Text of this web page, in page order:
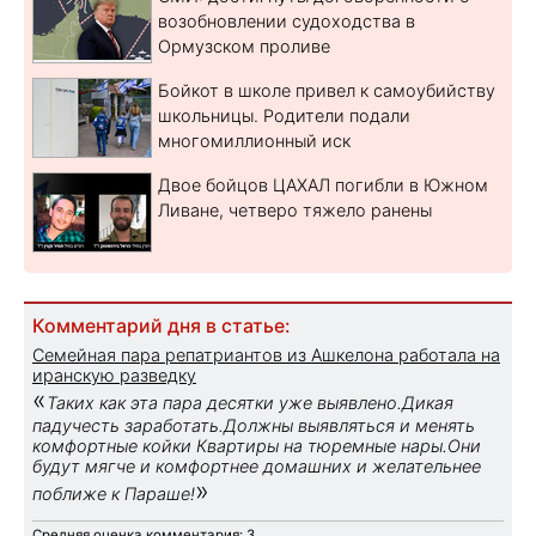
возобновлении судоходства в
Ормузском проливе
Бойкот в школе привел к самоубийству
школьницы. Родители подали
многомиллионный иск
Двое бойцов ЦАХАЛ погибли в Южном
Ливане, четверо тяжело ранены
Комментарий дня в статье:
Семейная пара репатриантов из Ашкелона работала на
иранскую разведку
«Таких как эта пара десятки уже выявлено.Дикая
падучесть заработать.Должны выявляться и менять
комфортные койки Квартиры на тюремные нары.Они
будут мягче и комфортнее домашних и желательнее
поближе к Параше!»